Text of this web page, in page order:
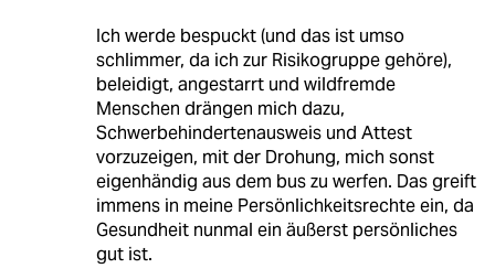
Ich werde bespuckt (und das ist umso
schlimmer, da ich zur Risikogruppe gehöre),
beleidigt, angestarrt und wildfremde
Menschen drängen mich dazu,
Schwerbehindertenausweis und Attest
vorzuzeigen, mit der Drohung, mich sonst
eigenhändig aus dem bus zu werfen. Das greift
immens in meine Persönlichkeitsrechte ein, da
Gesundheit nunmal ein äußerst persönliches
gut ist.